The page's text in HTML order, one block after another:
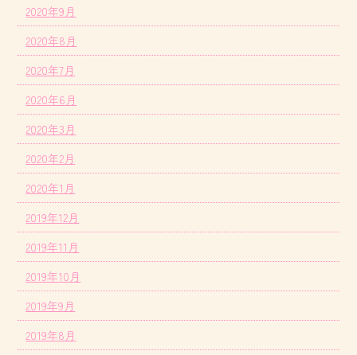
2020年9月
2020年8月
2020年7月
2020年6月
2020年3月
2020年2月
2020年1月
2019年12月
2019年11月
2019年10月
2019年9月
2019年8月